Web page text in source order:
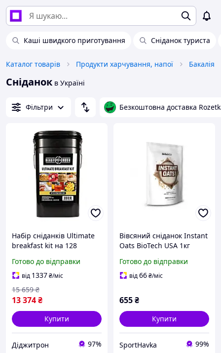
Каші швидкого приготування Сніданок туриста
Каталог товарів Продукти харчування, напої Бакалія
Сніданок в Україні
Фільтри Безкоштовна доставка
Набір сніданків Ultimate
breakfast kit на 128
терміном придатності 25
років Ready Hour
Готово до відправки
від 1337₴/міс
13 374₴
15 659 ₴
Купити
Діджитрон 97%
Вівсяний сніданок Instant
Oats BioTech USA 1кг
Готово до відправки
від66₴/міс
655₴
Купити
SportHavka 99%